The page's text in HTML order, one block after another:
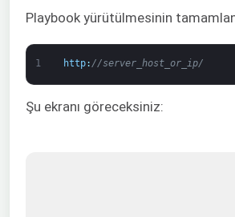
Playbook yürütülmesinin
1 http: //server_host_or_ip/
Şu ekranı göreceksiniz: